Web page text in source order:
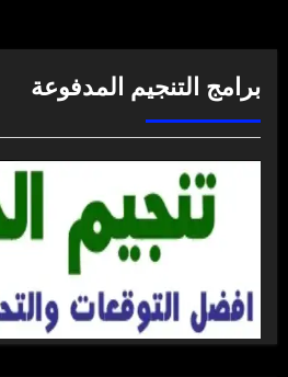
برامج التنجيم المدفوعة